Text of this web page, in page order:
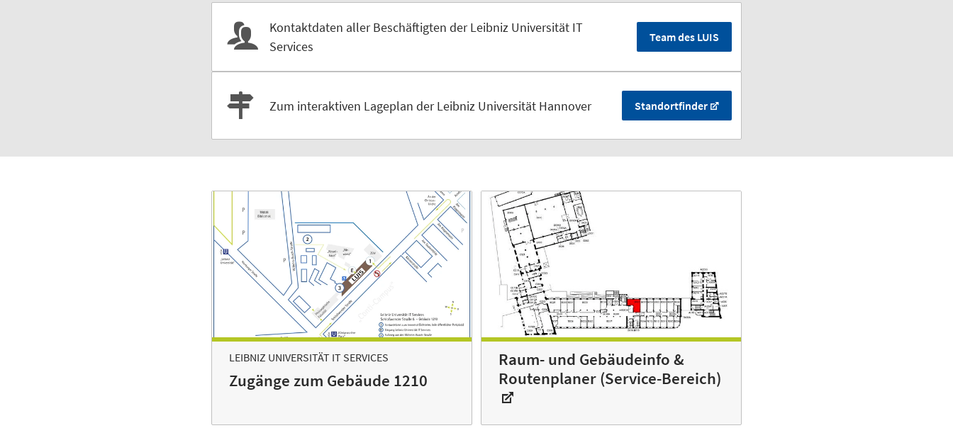
Kontaktdaten aller Beschäftigten der Leibniz Universität IT
Services
Team des LUIS
Zum interaktiven Lageplan der Leibniz Universität Hannover Standortfinder
LEIBNIZ UNIVERSITÄT IT SERVICES
Zugänge zum Gebäude 1210
Raum- und Gebäudeinfo &
Routenplaner (Service-Bereich)